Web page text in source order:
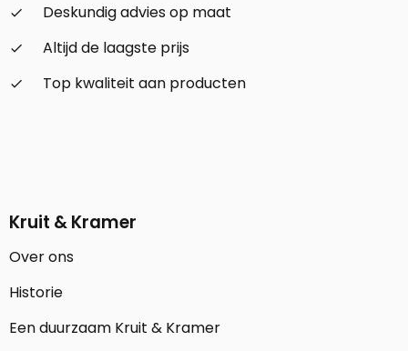
check_small
Deskundig advies op maat
check_small
Altijd de laagste prijs
check_small
Top kwaliteit aan producten
Kruit & Kramer
Over ons
Historie
Een duurzaam Kruit & Kramer